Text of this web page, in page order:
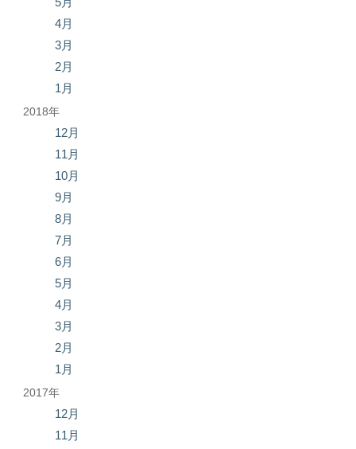
4月
3月
2月
1月
2018年
12月
11月
10月
9月
8月
7月
6月
5月
4月
3月
2月
1月
2017年
12月
11月